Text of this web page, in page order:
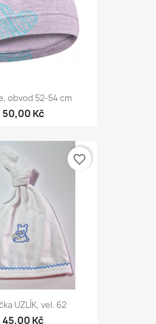
obvod 52-54 cm
50,00 Kč
UZLÍK, vel. 62
45,00 Kč
favorite_border